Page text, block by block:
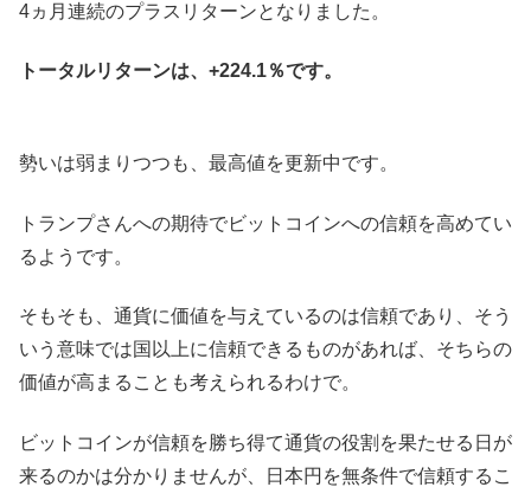
4ヵ月連続のプラスリターンとなりました。
トータルリターンは、+224.1％です。
勢いは弱まりつつも、最高値を更新中です。
トランプさんへの期待でビットコインへの信頼を高めてい
るようです。
そもそも、通貨に価値を与えているのは信頼であり、そう
いう意味では国以上に信頼できるものがあれば、そちらの
価値が高まることも考えられるわけで。
ビットコインが信頼を勝ち得て通貨の役割を果たせる日が
来るのかは分かりませんが、日本円を無条件で信頼するこ